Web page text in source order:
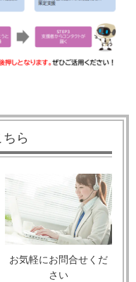
ら
お気軽にお問合せくだ
さい